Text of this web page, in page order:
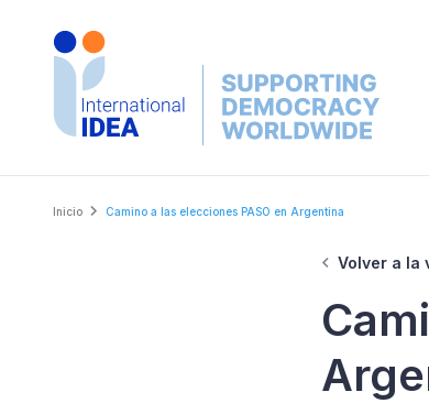
Breadcrumb
Inicio Camino a las elecciones PASO en Argentina
Volver a la